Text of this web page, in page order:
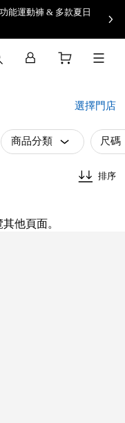
能運動褲 & 多款夏日
選擇門店
商品分類 尺碼
排序
他頁面。